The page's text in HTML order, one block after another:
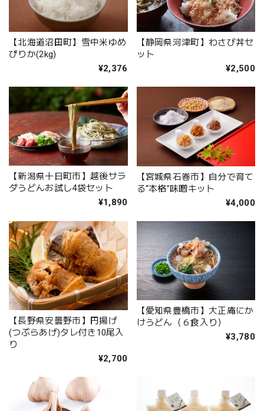
【北海道沼田町】雪中米ゆめ
ぴりか(2kg)
¥2,376
【静岡県河津町】わさび丼セ
ット
¥2,500
【新潟県十日町市】越後サラ
ダうどんお試し4袋セット
¥1,890
【宮城県石巻市】自分で育て
る“本格”味噌キット
¥4,000
【長野県安曇野市】円揚げ
(つぶらあげ)タレ付き10尾入
り
¥2,700
【愛知県豊橋市】大正庵にか
けうどん（６食入り）
¥3,780